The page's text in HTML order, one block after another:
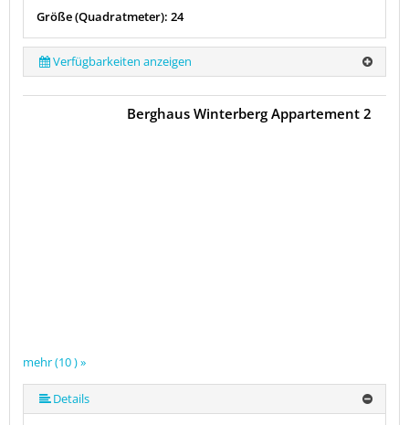
Größe (Quadratmeter): 24
Verfügbarkeiten anzeigen
mehr (10 ) »
mehr (10 ) »
mehr (10 ) »
mehr (10 ) »
mehr (10 ) »
mehr (10 ) »
mehr (10 ) »
Berghaus Winterberg Appartement 2
Details